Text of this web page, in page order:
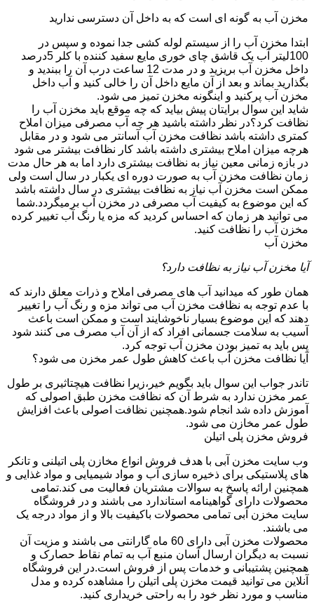
مخزن آب به گونه ای است که به داخل آن دسترسی ندارید
ابتدا مخزن آب را از سیستم لوله کشی جدا نموده و سپس در
100لیتر آب یک قاشق چای خوری مایع سفید کننده با کلر 5درصد
داخل مخزن آب بریزید و در مدت 12 ساعت درب آن را ببندید و
بگذارید بماند و بعد از آن مایع داخل آن را خالی کنید و آب داخل
مخزن آب پرکنید و اینگونه مخزن تمیز می شود.
شاید این سوال برایتان پیش بیاید که چه موقع باید مخزن آب را
نظافت کرد؟در نظر داشته باشید هر چه آب مصرفی میزان املاح
کمتری داشته باشد نظافت مخزن آب آسانتر می شود و در مقابل
هرچه میزان املاح بیشتری داشته باشد کار نظافت بیشتر می شود
در بازه زمانی معین نیاز به نظافت بیشتری دارد اما به هر حال مدت
زمان نظافت مخزن آب به صورت دوره ای یکبار در سال است ولی
ممکن است مخزن آب نیاز به نظافت بیشتری در سال داشته باشد
که این موضوع به کیفیت آب مصرفی در مخزن آب برمیگردد.شما
می توانید هر زمان که احساس کردید که مزه یا رنگ آب تغییر کرده
مخزن آب را نظافت کنید.
مخزن آب
آیا مخزن آب نیاز به نظافت دارد؟
همان طور که میدانید آب های مصرفی املاح و ذرات معلق دارند که
با عدم توجه به نظافت مخزن آب می تواند مزه و رنگ آب را تغییر
دهند که این موضوع بسیار ناخوشایند است و ممکن است باعث
آسیب به سلامت جسمانی افراد که از آن آب مصرف می کنند شود
پس باید به تمیز بودن مخزن آب توجه کرد.
آیا نظافت مخزن آب باعث کاهش طول عمر مخزن می شود؟
تاندر جواب این سوال باید بگویم خیر،زیرا نظافت هیچتاثیری بر طول
عمر مخزن ندارد به شرط آن که نظافت مخزن طبق اصولی که
آموزش داده شد انجام شود.همچنین نظافت اصولی باعث افزایش
طول عمر مخازن می شود.
فروش مخزن پلی اتیلن
وب سایت مخزن آبی با هدف فروش انواع مخازن پلی اتیلنی و تانکر
های پلاستیکی برای ذخیره سازی آب و مواد شیمیایی و مواد غذایی و
همچنین ارائه پاسخ به سوالات مشتریان فعالیت می کند.تمامی
محصولات دارای گواهینامه استاندارد می باشند و در فروشگاه
سایت مخزن آبی تمامی محصولات باکیفیت بالا و از مواد درجه یک
می باشند.
محصولات مخزن آبی دارای 60 ماه گارانتی می باشند و مزیت آن
نسبت به دیگران ارسال آسان منبع آب به تمام نقاط حصارک و
همچنین پشتیبانی و خدمات پس از فروش است.در این فروشگاه
آنلاین می توانید قیمت مخزن پلی اتیلن را مشاهده کرده و مدل
مناسب و مورد نظر خود را به راحتی خریداری کنید.